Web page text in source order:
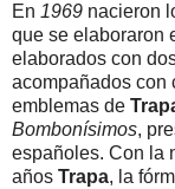
En 1969 nacieron
que se elaboraron
elaborados con
acompañados con
emblemas de
Bombonísimos,
españoles. Con la
años Trapa, la